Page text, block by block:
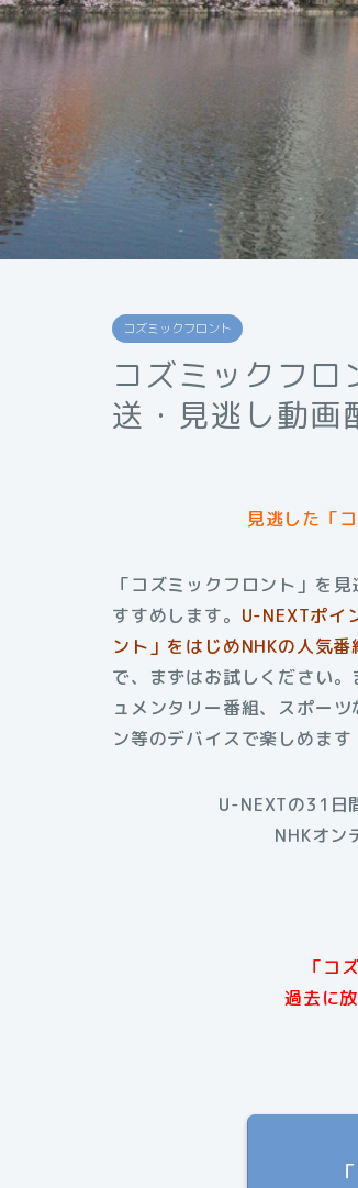
コズミックフロント
コズミックフ
送・見逃し動画
見逃した「
「コズミックフロント」を
すすめします。 U-NEXTポイ
ント」をはじめNHKの人気番
で、まずはお試しください
ュメンタリー番組、スポー
ン等のデバイスで楽しめます
U-NEXTの31日
NHKオン
「コ
過去に